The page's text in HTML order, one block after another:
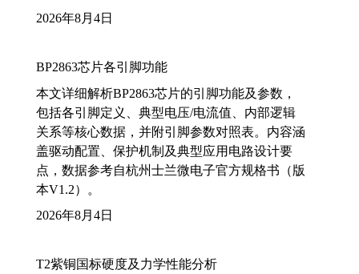
2026年8月4日
BP2863芯片各引脚功能
本文详细解析BP2863芯片的引脚功能及参数，
包括各引脚定义、典型电压/电流值、内部逻辑
关系等核心数据，并附引脚参数对照表。内容涵
盖驱动配置、保护机制及典型应用电路设计要
点，数据参考自杭州士兰微电子官方规格书（版
本V1.2）。
2026年8月4日
T2紫铜国标硬度及力学性能分析